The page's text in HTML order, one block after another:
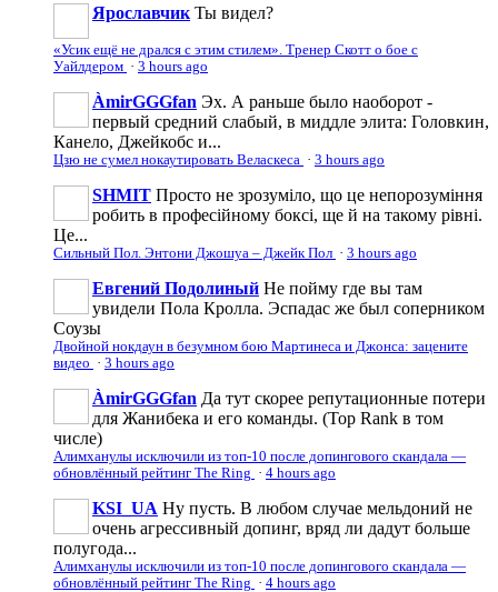
Ярославчик Ты видел?
«Усик ещё не дрался с этим стилем». Тренер Скотт о бое с
Уайлдером · 3 hours ago
ÀmirGGGfan Эх. А раньше было наоборот -
первый средний слабый, в миддле элита: Головкин,
Канело, Джейкобс и...
Цзю не сумел нокаутировать Веласкеса · 3 hours ago
SHMIT Просто не зрозуміло, що це непорозуміння
робить в професійному боксі, ще й на такому рівні.
Це...
Сильный Пол. Энтони Джошуа – Джейк Пол · 3 hours ago
Евгений Подолиный Не пойму где вы там
увидели Пола Кролла. Эспадас же был соперником
Соузы
Двойной нокдаун в безумном бою Мартинеса и Джонса: зацените
видео · 3 hours ago
ÀmirGGGfan Да тут скорее репутационные потери
для Жанибека и его команды. (Top Rank в том
числе)
Алимханулы исключили из топ-10 после допингового скандала —
обновлённый рейтинг The Ring · 4 hours ago
KSI_UA Ну пусть. В любом случае мельдоний не
очень агрессивньій допинг, вряд ли дадут больше
полугода...
Алимханулы исключили из топ-10 после допингового скандала —
обновлённый рейтинг The Ring · 4 hours ago